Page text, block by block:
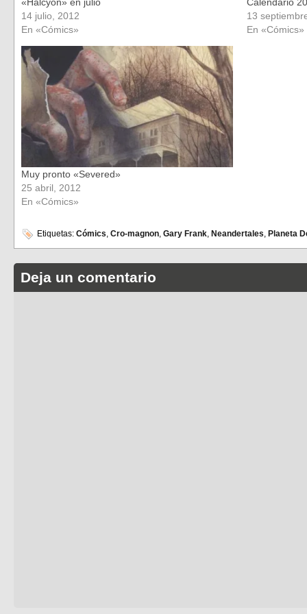
«Halcyon» en julio
14 julio, 2012
En «Cómics»
Calendario
13
En «Cómics»
Muy pronto «Severed»
25 abril, 2012
En «Cómics»
Etiquetas: Cómics, Cro-magnon, Gary Frank, Neandertales, Planeta
Deja un comentario